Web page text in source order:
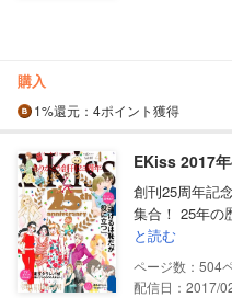
購入
1%還元 ：4ポイント獲得
EKiss 2017
創刊25周年記
集合！ 25年の
と読む
504
配信日：2017/